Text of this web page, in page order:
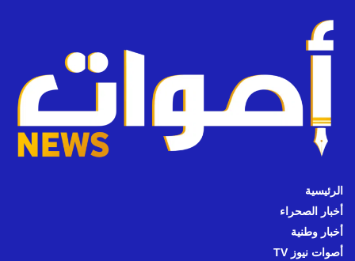
الرئيسية
أخبار الصحراء
أخبار وطنية
أصوات نيوز TV